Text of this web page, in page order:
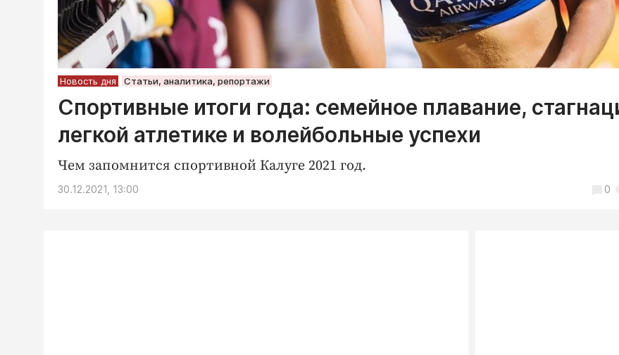
Новость дня Статьи, аналитика, репортажи
Спортивные итоги года: семейное плавание,
легкой атлетике и волейбольные успехи
Чем запомнится спортивной Калуге 2021 год.
30.12.2021, 13:00 0